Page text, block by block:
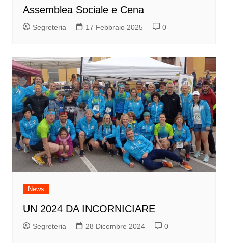
Assemblea Sociale e Cena
Segreteria 17 Febbraio 2025 0
News
UN 2024 DA INCORNICIARE
Segreteria 28 Dicembre 2024 0